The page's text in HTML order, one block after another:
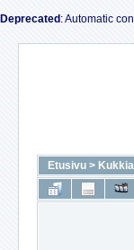
Deprecated : Automatic
Etusivu > Kukkia